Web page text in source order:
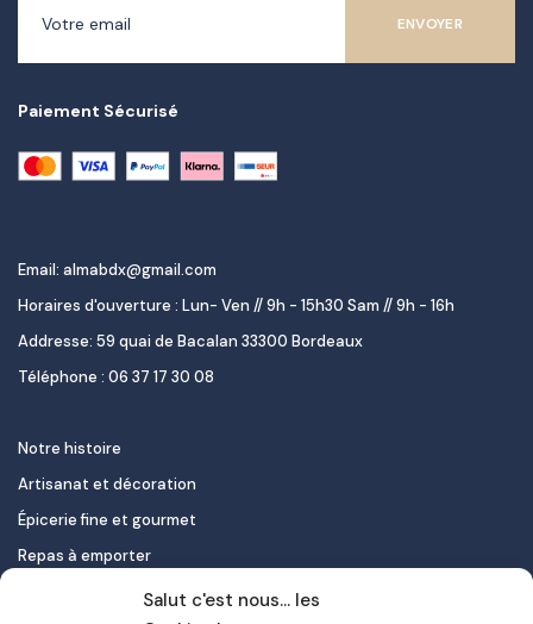
Salut c'est nous... les
Paiement Sécurisé
Email: almabdx@gmail.com
Horaires d'ouverture : Lun- Ven // 9h - 15h30 Sam // 9h - 16h
Addresse: 59 quai de Bacalan 33300 Bordeaux
Téléphone : 06 37 17 30 08
Notre histoire
Artisanat et décoration
Épicerie fine et gourmet
Repas à emporter
Le pastel de nata